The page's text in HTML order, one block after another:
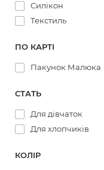
Силікон
Текстиль
ПО КАРТІ
Пакунок Малюка
СТАТЬ
Для дівчаток
Для хлопчиків
КОЛІР